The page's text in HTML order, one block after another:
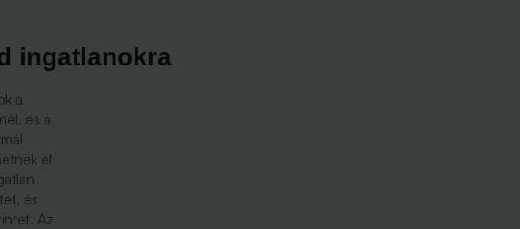
ingatlanokra
a
és a
el
és
Az